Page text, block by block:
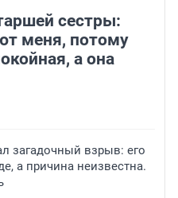
сестры:
меня, потому
а она
загадочный взрыв: его
а причина неизвестна.